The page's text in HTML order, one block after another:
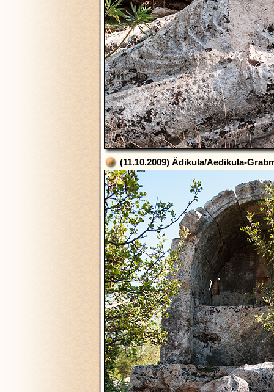
(11.10.2009) Ädikula/Aedikula-